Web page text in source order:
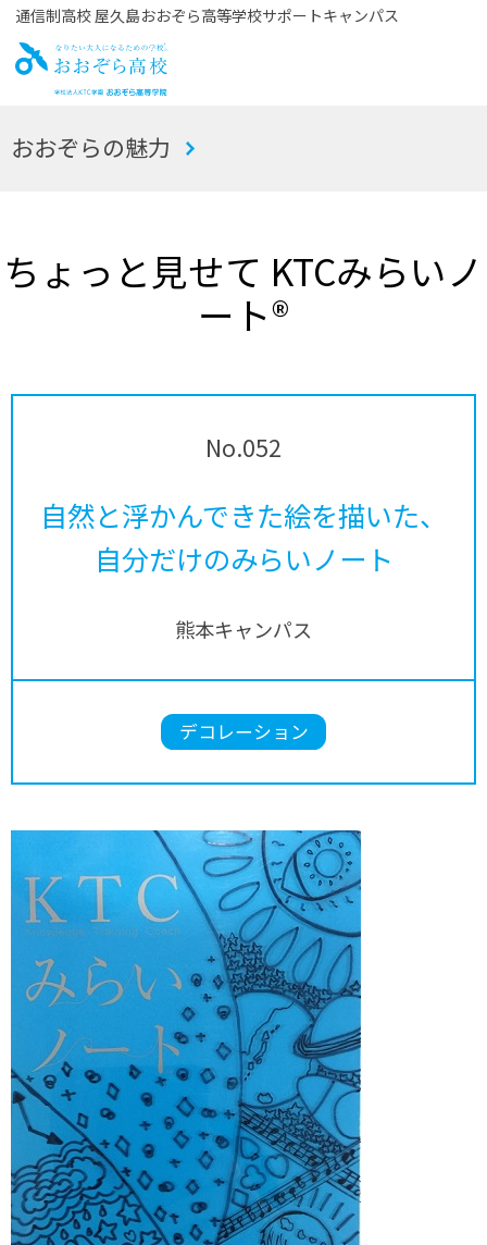
通信制高校 屋久島おおぞら高等学校サポートキャンパス
お
おおぞらの魅力
ちょっと見せて KTCみらいノ
ート®
No.052
自然と浮かんできた絵を描いた、
自分だけのみらいノート
熊本キャンパス
デコレーション